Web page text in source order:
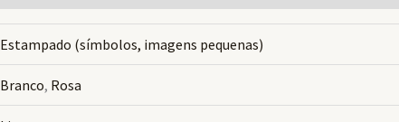
Estampado (símbolos, imagens pequenas)
Branco, Rosa